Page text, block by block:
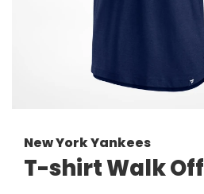
New York Yankees
T-shirt Walk Off